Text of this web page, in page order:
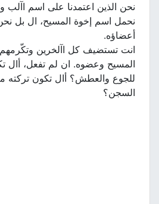
نحن الذين اعتمدنا على اسم اآلب
نحمل اسم إخوة المسيح، ال بل نحن
أعضاؤه.
انت تستضيف كل اآلخرين وتكّرمهم
المسيح وعضوه. ان لم تفعل، أال
للجوع والعطش؟ أال تكون تركته
السجن؟